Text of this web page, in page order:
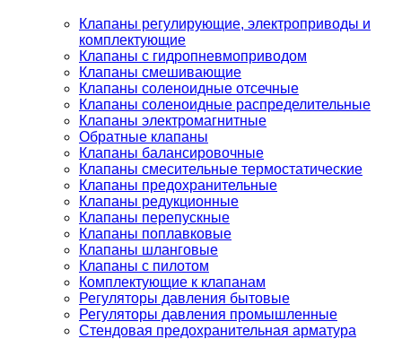
Клапаны регулирующие, электроприводы и
комплектующие
Клапаны с гидропневмоприводом
Клапаны смешивающие
Клапаны соленоидные отсечные
Клапаны соленоидные распределительные
Клапаны электромагнитные
Обратные клапаны
Клапаны балансировочные
Клапаны смесительные термостатические
Клапаны предохранительные
Клапаны редукционные
Клапаны перепускные
Клапаны поплавковые
Клапаны шланговые
Клапаны с пилотом
Комплектующие к клапанам
Регуляторы давления бытовые
Регуляторы давления промышленные
Стендовая предохранительная арматура